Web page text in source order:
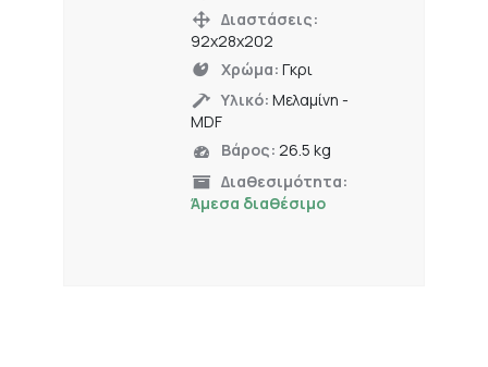
Διαστάσεις:
92x28x202
Χρώμα:Γκρι
Υλικό:Μελαμίνη -
MDF
Βάρος:26.5 kg
Διαθεσιμότητα:
Άμεσα διαθέσιμο